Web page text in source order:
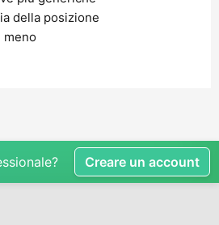
della posizione
meno
Creare un account